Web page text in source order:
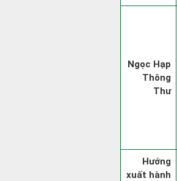
Ngọc Hạp
Thông
Thư
Hướng
xuất hành